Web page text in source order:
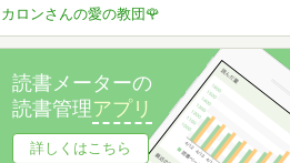
カロンさんの愛の教団🌹
読書メーターの
読書管理アプリ
詳しくはこちら